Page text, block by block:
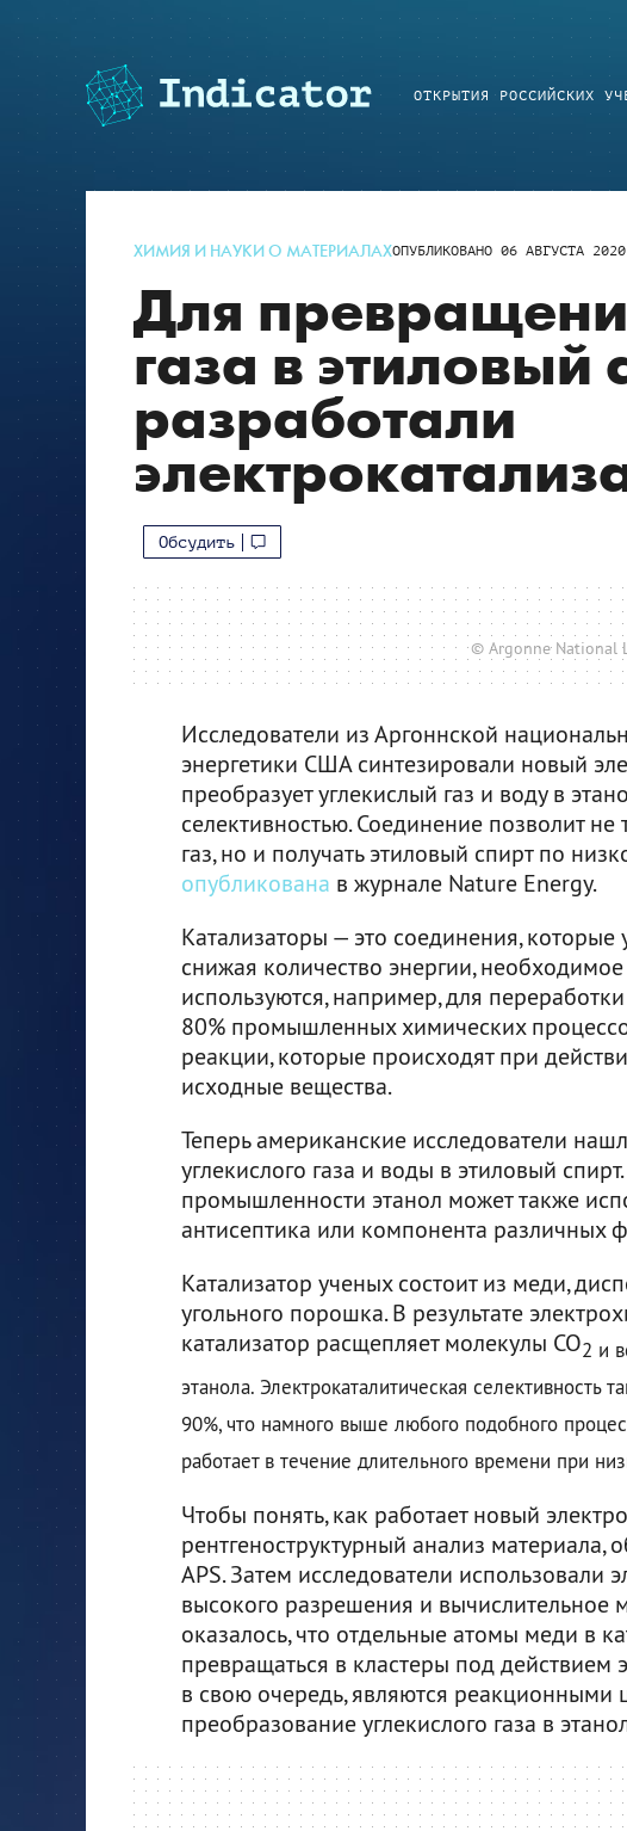
ОТКРЫТИЯ РОССИЙСКИХ
ХИМИЯ И НАУКИ О МАТЕРИАЛАХОПУБЛИКОВАНО 06 АВГУСТА
Для
газа в этиловый
разработали
Обсудить
© Argonne National
Исследователи из Аргоннской
энергетики США синтезировали новый
преобразует углекислый газ и воду в
селективностью. Соединение позволит
газ, но и получать этиловый спирт по
опубликована в журнале Nature Energy.
Катализаторы — это соединения,
снижая количество энергии,
используются, например, для
80% промышленных химических
реакции, которые происходят при
исходные вещества.
Теперь американские исследователи
углекислого газа и воды в этиловый
промышленности этанол может также
антисептика или компонента различных
Катализатор ученых состоит из меди,
угольного порошка. В результате
катализатор расщепляет молекулы CO2 и
этанола. Электрокаталитическая селективность
90%, что намного выше любого подобного
работает в течение длительного времени при
Чтобы понять, как работает новый
рентгеноструктурный анализ материала,
APS. Затем исследователи
высокого разрешения и вычислительное
оказалось, что отдельные атомы меди в
превращаться в кластеры под действием
в свою очередь, являются
преобразование углекислого газа в